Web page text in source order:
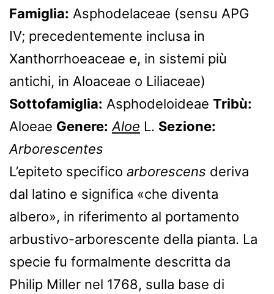
Famiglia: Asphodelaceae (sensu APG
IV; precedentemente inclusa in
Xanthorrhoeaceae e, in sistemi più
antichi, in Aloaceae o Liliaceae)
Sottofamiglia: Asphodeloideae Tribù:
Aloeae Genere: Aloe L. Sezione:
Arborescentes
L’epiteto specifico arborescens deriva
dal latino e significa «che diventa
albero», in riferimento al portamento
arbustivo-arborescente della pianta. La
specie fu formalmente descritta da
Philip Miller nel 1768, sulla base di